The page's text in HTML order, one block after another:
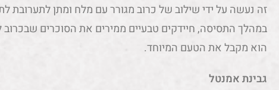
זה נעשה על ידי שילוב של כרוב מגורר עם מלח ומתן לתערובת
במהלך התסיסה, חיידקים טבעיים ממירים את הסוכרים
הוא מקבל את הטעם המיוחד.
גבינת אמנטל